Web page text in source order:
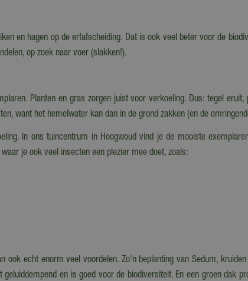
en hagen op de erfafscheiding. Dat is ook veel beter voor de
op zoek naar voer (slakken!).
Planten en gras zorgen juist voor verkoeling. Dus: tegel
want het hemelwater kan dan in de grond zakken (en de
In ons tuincentrum in Hoogwoud vind je de mooiste
je ook veel insecten een plezier mee doet, zoals:
echt enorm veel voordelen. Zo'n beplanting van Sedum,
en is goed voor de biodiversiteit. En een groen dak